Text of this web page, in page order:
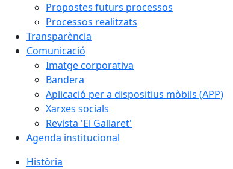
Propostes futurs processos
Processos realitzats
Transparència
Comunicació
Imatge corporativa
Bandera
Aplicació per a dispositius mòbils (APP)
Xarxes socials
Revista 'El Gallaret'
Agenda institucional
Història